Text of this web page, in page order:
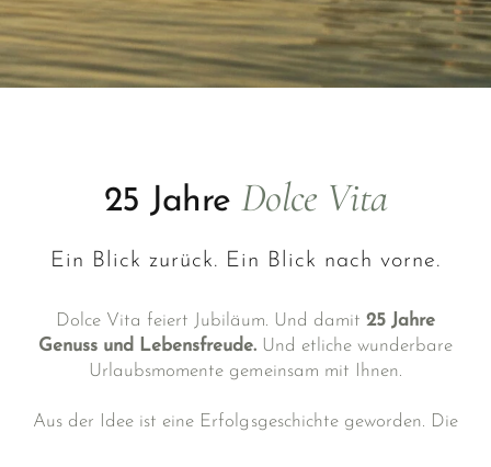
25 Jahre Dolce Vita
Ein Blick zurück. Ein Blick nach vorne.
Dolce Vita feiert Jubiläum. Und damit25 Jahre
Genuss und Lebensfreude. Und etliche wunderbare
Urlaubsmomente gemeinsam mit Ihnen.
Aus der Idee ist eine Erfolgsgeschichte geworden. Die